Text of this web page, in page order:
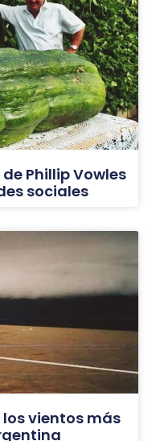
Phillip Vowles
sociales
vientos más